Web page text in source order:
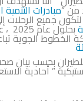
من “مبادرات
جميع الرحلات
الخطوط الجوية
بحسب بيان
” أحادية